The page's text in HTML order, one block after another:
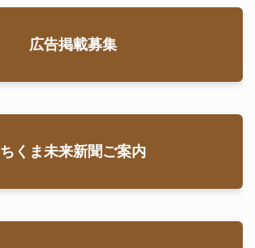
広告掲載募集
ちくま未来新聞ご案内